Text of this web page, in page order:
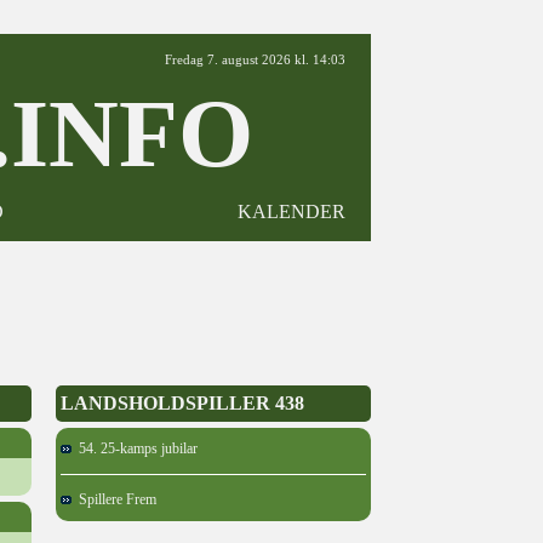
Fredag 7. august 2026 kl. 14:03
KALENDER
LANDSHOLDSPILLER 438
54. 25-kamps jubilar
Spillere Frem